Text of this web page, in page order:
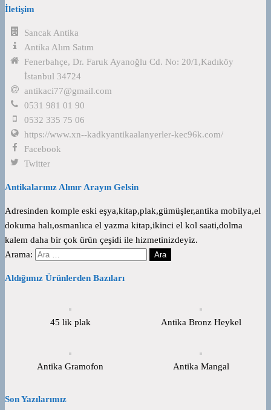
İletişim
Sancak Antika
Antika Alım Satım
Fenerbahçe, Dr. Faruk Ayanoğlu Cd. No: 20/1,Kadıköy
İstanbul 34724
antikaci77@gmail.com
0531 981 01 90
0532 335 75 06
https://www.xn--kadkyantikaalanyerler-kec96k.com/
Facebook
Twitter
Antikalarınız Alınır Arayın Gelsin
Adresinden komple eski eşya,kitap,plak,gümüşler,antika mobilya,el
dokuma halı,osmanlıca el yazma kitap,ikinci el kol saati,dolma
kalem daha bir çok ürün çeşidi ile hizmetinizdeyiz.
Arama:
Aldığımız Ürünlerden Bazıları
45 lik plak Antika Bronz Heykel
Antika Gramofon Antika Mangal
Son Yazılarımız